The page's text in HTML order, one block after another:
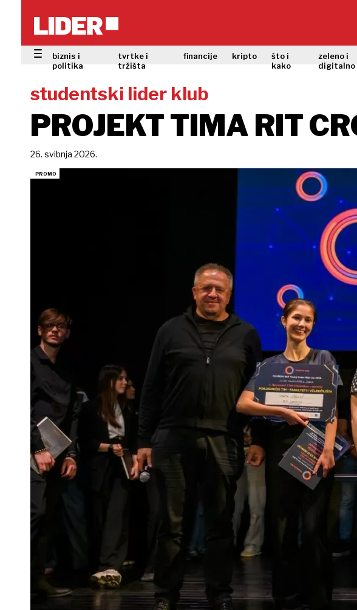
biznis i
politika
tvrtke i
tržišta
financije kripto
što i
kako
zeleno i
digitalno
studentski lider klub
PROJEKT TIMA RIT
26. svibnja 2026.